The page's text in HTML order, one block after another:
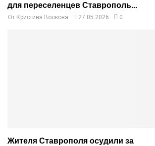
для переселенцев Ставрополь...
От Кристина Волкова 27.05.2026 0
Жителя Ставрополя осудили за